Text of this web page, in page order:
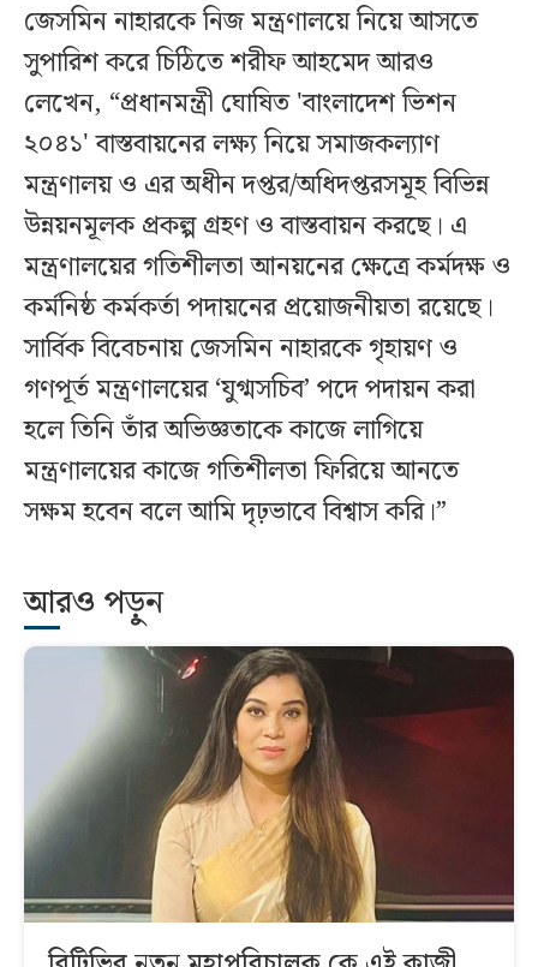
জেসমিন নাহারকে নিজ মন্ত্রণালয়ে নিয়ে আসতে
সুপারিশ করে চিঠিতে শরীফ আহমেদ আরও
লেখেন, “প্রধানমন্ত্রী ঘোষিত 'বাংলাদেশ ভিশন
২০৪১' বাস্তবায়নের লক্ষ্য নিয়ে সমাজকল্যাণ
মন্ত্রণালয় ও এর অধীন দপ্তর/অধিদপ্তরসমূহ বিভিন্ন
উন্নয়নমূলক প্রকল্প গ্রহণ ও বাস্তবায়ন করছে। এ
মন্ত্রণালয়ের গতিশীলতা আনয়নের ক্ষেত্রে কর্মদক্ষ ও
কর্মনিষ্ঠ কর্মকর্তা পদায়নের প্রয়োজনীয়তা রয়েছে।
সার্বিক বিবেচনায় জেসমিন নাহারকে গৃহায়ণ ও
গণপূর্ত মন্ত্রণালয়ের ‘যুগ্মসচিব’ পদে পদায়ন করা
হলে তিনি তাঁর অভিজ্ঞতাকে কাজে লাগিয়ে
মন্ত্রণালয়ের কাজে গতিশীলতা ফিরিয়ে আনতে
সক্ষম হবেন বলে আমি দৃঢ়ভাবে বিশ্বাস করি।”
আরও পড়ুন